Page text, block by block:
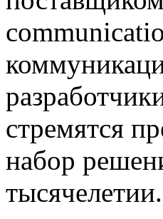
стремятся
набор
тысячелетии.